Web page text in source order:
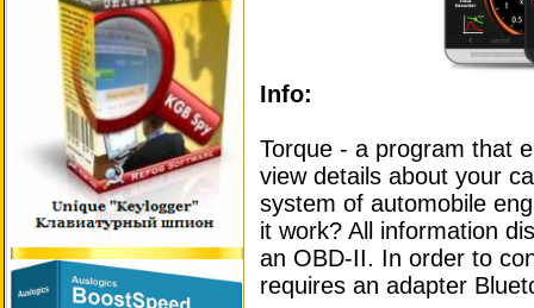
Info:
Torque - a program that
view details about your
system of automobile
it work? All information
an OBD-II. In order to
requires an adapter